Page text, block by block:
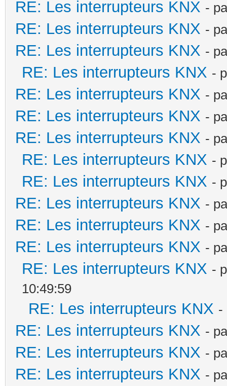
RE: Les interrupteurs KNX -
RE: Les interrupteurs KNX -
RE: Les interrupteurs KNX -
RE: Les interrupteurs KNX -
RE: Les interrupteurs KNX -
RE: Les interrupteurs KNX -
RE: Les interrupteurs KNX -
RE: Les interrupteurs KNX -
RE: Les interrupteurs KNX -
RE: Les interrupteurs KNX -
RE: Les interrupteurs KNX -
RE: Les interrupteurs KNX -
RE: Les interrupteurs KNX -
10:49:59
RE: Les interrupteurs KNX -
RE: Les interrupteurs KNX -
RE: Les interrupteurs KNX -
RE: Les interrupteurs KNX -